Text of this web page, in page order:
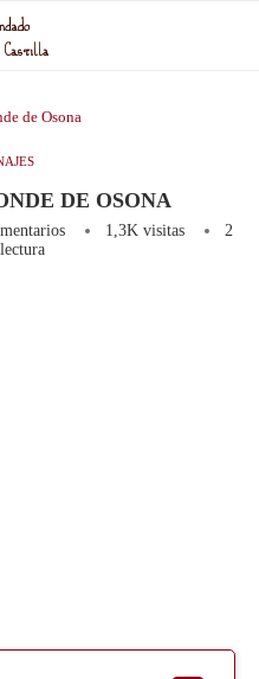
de Osona
DE OSONA
1,3K visitas
2